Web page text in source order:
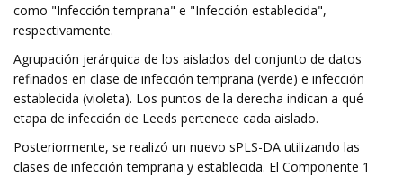
como "Infección temprana" e "Infección establecida",
respectivamente.
Agrupación jerárquica de los aislados del conjunto de datos
refinados en clase de infección temprana (verde) e infección
establecida (violeta). Los puntos de la derecha indican a qué
etapa de infección de Leeds pertenece cada aislado.
Posteriormente, se realizó un nuevo sPLS-DA utilizando las
clases de infección temprana y establecida. El Componente 1